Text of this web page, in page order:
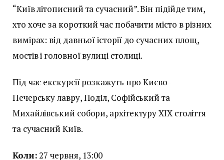
“Київ літописний та сучасний”. Він підійде тим,
хто хоче за короткий час побачити місто в різних
вимірах: від давньої історії до сучасних площ,
мостів і головної вулиці столиці.
Під час екскурсії розкажуть про Києво-
Печерську лавру, Поділ, Софійський та
Михайлівський собори, архітектуру XIX століття
та сучасний Київ.
Коли:27 червня, 13:00